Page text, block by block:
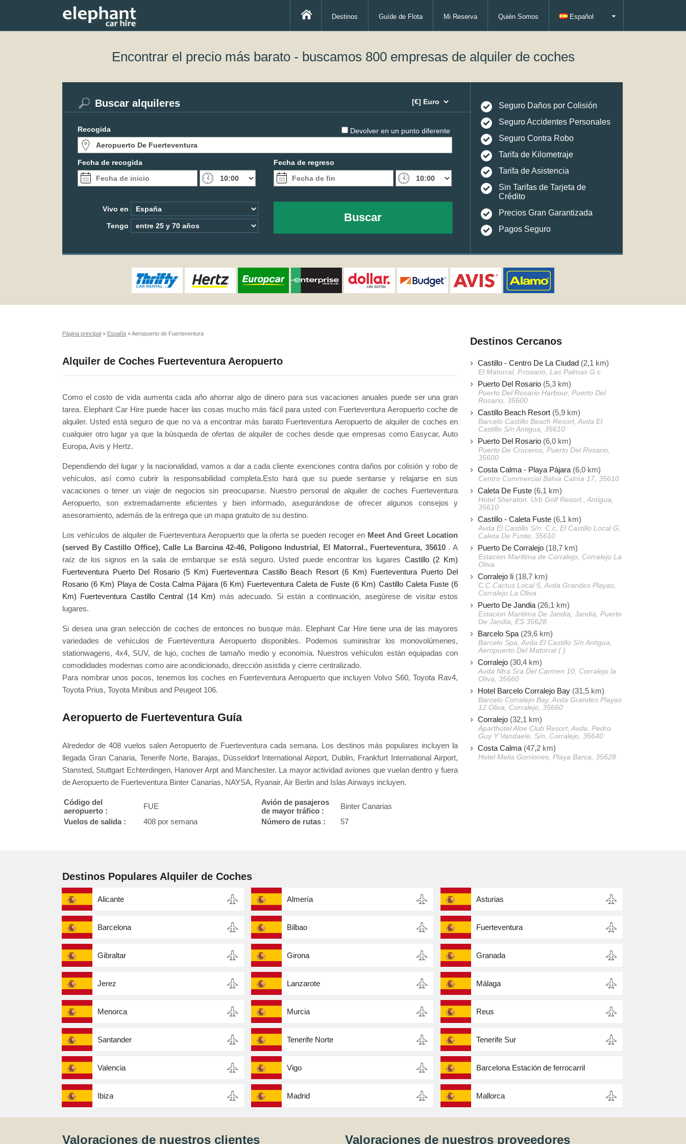
Destinos Guíde de Flota Mi Reserva Quién Somos Español
Encontrar el precio más barato - buscamos 800 empresas de alquiler de coches
Devolver en un punto diferente
Buscar alquileres
Recogida
Fecha de recogida Fecha de regreso
Vivo en
Tengo
Buscar
Seguro Daños por Colisión
Seguro Accidentes Personales
Seguro Contra Robo
Tarifa de Kilometraje
Tarifa de Asistencia
Sin Tarifas de Tarjeta de
Crédito
Precios Gran Garantizada
Pagos Seguro
Página principal » España »Aeropuerto de Fuerteventura
Alquiler de Coches Fuerteventura Aeropuerto
Como el costo de vida aumenta cada año ahorrar algo de dinero para sus vacaciones anuales puede ser una gran
tarea. Elephant Car Hire puede hacer las cosas mucho más fácil para usted con Fuerteventura Aeropuerto coche de
alquiler. Usted está seguro de que no va a encontrar más barato Fuerteventura Aeropuerto de alquiler de coches en
cualquier otro lugar ya que la búsqueda de ofertas de alquiler de coches desde que empresas como Easycar, Auto
Europa, Avis y Hertz.
Dependiendo del lugar y la nacionalidad, vamos a dar a cada cliente exenciones contra daños por colisión y robo de
vehículos, así como cubrir la responsabilidad completa.Esto hará que su puede sentarse y relajarse en sus
vacaciones o tener un viaje de negocios sin preocuparse. Nuestro personal de alquiler de coches Fuerteventura
Aeropuerto, son extremadamente eficientes y bien informado, asegurándose de ofrecer algunos consejos y
asesoramiento, además de la entrega que un mapa gratuito de su destino.
Los vehículos de alquiler de Fuerteventura Aeropuerto que la oferta se pueden recoger en Meet And Greet Location
(served By Castillo Office), Calle La Barcina 42-46, Poligono Industrial, El Matorral., Fuerteventura, 35610 . A
raíz de los signos en la sala de embarque se está seguro. Usted puede encontrar los lugares Castillo (2 Km)
Fuerteventura Puerto Del Rosario (5 Km) Fuerteventura Castillo Beach Resort (6 Km) Fuerteventura Puerto Del
Rosario (6 Km) Playa de Costa Calma Pájara (6 Km) Fuerteventura Caleta de Fuste (6 Km) Castillo Caleta Fuste (6
Km) Fuerteventura Castillo Central (14 Km) más adecuado. Si están a continuación, asegúrese de visitar estos
lugares.
Si desea una gran selección de coches de entonces no busque más. Elephant Car Hire tiene una de las mayores
variedades de vehículos de Fuerteventura Aeropuerto disponibles. Podemos suministrar los monovolúmenes,
stationwagens, 4x4, SUV, de lujo, coches de tamaño medio y economía. Nuestros vehículos están equipadas con
comodidades modernas como aire acondicionado, dirección asistida y cierre centralizado.
Para nombrar unos pocos, tenemos los coches en Fuerteventura Aeropuerto que incluyen Volvo S60, Toyota Rav4,
Toyota Prius, Toyota Minibus and Peugeot 106.
Aeropuerto de Fuerteventura Guía
Alrededor de 408 vuelos salen Aeropuerto de Fuerteventura cada semana. Los destinos más populares incluyen la
llegada Gran Canaria, Tenerife Norte, Barajas, Düsseldorf International Airport, Dublin, Frankfurt International Airport,
Stansted, Stuttgart Echterdingen, Hanover Arpt and Manchester. La mayor actividad aviones que vuelan dentro y fuera
de Aeropuerto de Fuerteventura Binter Canarias, NAYSA, Ryanair, Air Berlin and Islas Airways incluyen.
Código del
aeropuerto :
FUE
Avión de pasajeros
de mayor tráfico :
Binter Canarias
Vuelos de salida :
408 por semana Número de rutas : 57
Destinos Cercanos
Castillo - Centro De La Ciudad (2,1 km)
El Matorral, P.rosario, Las Palmas G.c.
Puerto Del Rosario (5,3 km)
Puerto Del Rosario Harbour, Puerto Del
Rosario, 35600
Castillo Beach Resort (5,9 km)
Barcelo Castillo Beach Resort, Avda El
Castillo S/n Antigua, 35610
Puerto Del Rosario (6,0 km)
Puerto De Cruceros, Puerto Del Rosario,
35600
Costa Calma - Playa Pájara (6,0 km)
Centro Commercial Bahia Calma 17, 35610
Caleta De Fuste (6,1 km)
Hotel Sheraton. Urb Golf Resort., Antigua,
35610
Castillo - Caleta Fuste (6,1 km)
Avda El Castillo S/n. C.c, El Castillo Local G,
Caleta De Fuste, 35610
Puerto De Corralejo (18,7 km)
Estacion Maritima de Corralejo, Corralejo La
Oliva
Corralejo Ii (18,7 km)
C.C.Cactus Local 5, Avda.Grandes Playas,
Corralejo La Oliva
Puerto De Jandia (26,1 km)
Estacion Maritima De Jandia, Jandia, Puerto
De Jandia, ES 35628
Barcelo Spa (29,6 km)
Barcelo Spa, Avda El Castillo S/n Antigua,
Aeropuerto Del Matorral ( )
Corralejo (30,4 km)
Avda Ntra Sra Del Carmen 10, Corralejo.la
Oliva, 35660
Hotel Barcelo Corralejo Bay (31,5 km)
Barcelo Corralejo Bay, Avda Grandes Playas
12 Oliva, Corralejo, 35660
Corralejo (32,1 km)
Aparthotel Aloe Club Resort, Avda. Pedro
Guy Y Vandaele, S/n, Corralejo, 35640
Costa Calma (47,2 km)
Hotel Melia Gorriones, Playa Barca, 35628
Destinos Populares Alquiler de Coches
Alicante Almería Asturias
Barcelona Bilbao Fuerteventura
Gibraltar Girona Granada
Jerez Lanzarote Málaga
Menorca Murcia Reus
Santander Tenerife Norte Tenerife Sur
Valencia Vigo Barcelona Estación de ferrocarril
Ibiza Madrid Mallorca
Valoraciones de nuestros clientes Valoraciones de nuestros proveedores